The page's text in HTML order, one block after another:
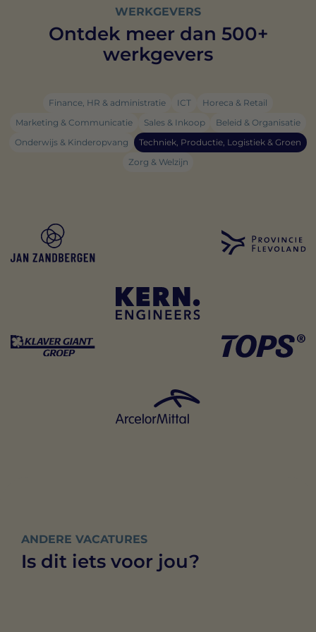
WERKGEVERS
Ontdek meer dan 500+
werkgevers
Finance, HR & administratie ICT
Horeca & Retail
Marketing & Communicatie
Sales & Inkoop
Beleid & Organisatie
Onderwijs & Kinderopvang
Techniek, Productie, Logistiek & Groen
Zorg & Welzijn
ANDERE VACATURES
Is dit iets voor jou?